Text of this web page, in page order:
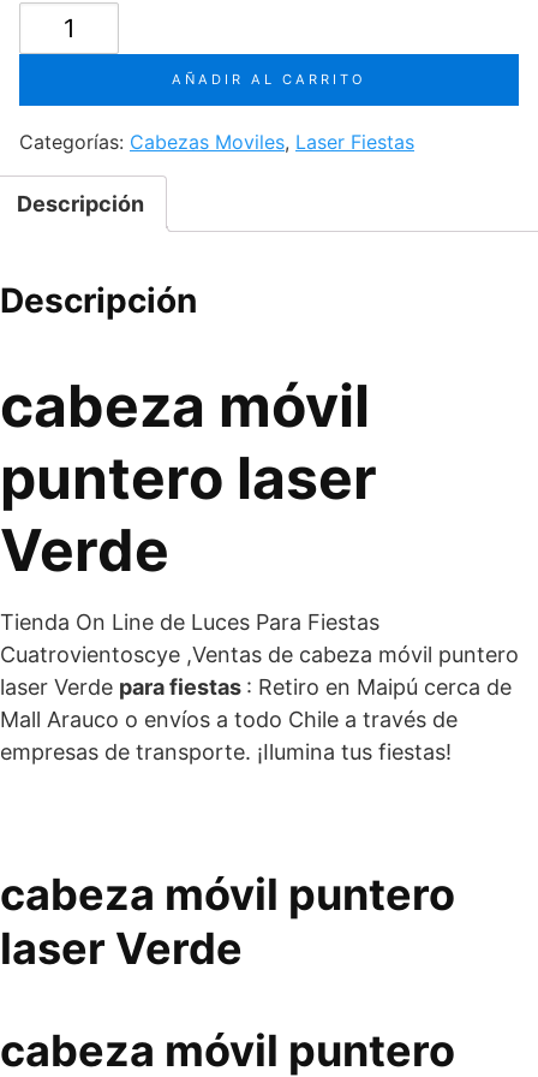
era:
$79,900.
es:
$69,990.
cabeza
laser
Verde
cantidad
AÑADIR AL CARRITO
Categorías: Cabezas Moviles, Laser Fiestas
Descripción
Descripción
cabeza móvil
puntero laser
Verde
Tienda On Line de Luces Para Fiestas
Cuatrovientoscye ,Ventas de cabeza móvil puntero
laser Verde para fiestas : Retiro en Maipú cerca de
Mall Arauco o envíos a todo Chile a través de
empresas de transporte. ¡Ilumina tus fiestas!
cabeza móvil puntero
laser Verde
cabeza móvil puntero